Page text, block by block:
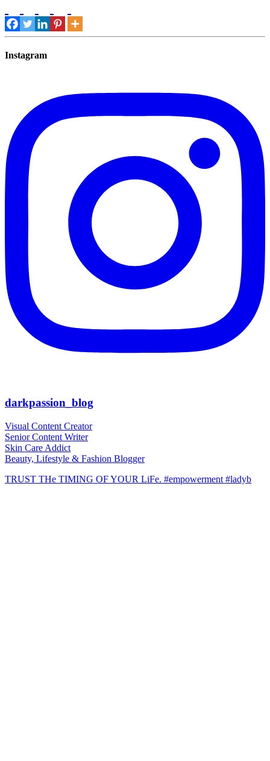
Instagram
darkpassion_blog
Visual Content Creator
Senior Content Writer
Skin Care Addict
Beauty, Lifestyle & Fashion Blogger
TRUST THe TIMING OF YOUR LiFe. #empowerment #ladyb